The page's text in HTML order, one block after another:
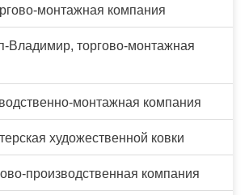
монтажная компания
Владимир, торгово-монтажная
монтажная компания
художественной ковки
производственная компания